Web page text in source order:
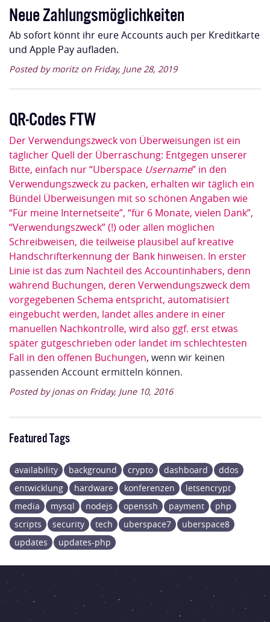
Neue Zahlungsmöglichkeiten
Ab sofort könnt ihr eure Accounts auch per Kreditkarte
und Apple Pay aufladen.
Posted by moritz on Friday, June 28, 2019
QR-Codes FTW
Der Verwendungszweck von Überweisungen ist ein
täglicher Quell der Überraschung: Entgegen unserer
Bitte, einfach nur “Uberspace Username” in den
Verwendungszweck zu packen, erhalten wir täglich ein
Bündel Überweisungen mit so schönen Angaben wie
“Für meine Internetseite”, “für 6 Monate, vielen Dank”,
“Verwendungszweck” (!) oder allen möglichen
Schreibweisen, die teilweise plausibel auf kreative
Handschrifterkennung der Bank hinweisen. In erster
Linie ist das zum Nachteil des Accountinhabers, denn
während Buchungen, deren Verwendungszweck dem
vorgegebenen Schema entspricht, automatisiert
eingebucht werden, landet alles andere in einer
manuellen Nachkontrolle, wird also ggf. erst etwas
später gutgeschrieben oder landet im schlechtesten
Fall in den offenen Buchungen, wenn wir keinen
passenden Account ermitteln können.
Posted by jonas on Friday, June 10, 2016
Featured Tags
availability background crypto dashboard
ddos
entwicklung
hardware konferenzen
letsencrypt
media
mysql nodejs openssh payment
php
scripts
security tech uberspace7
uberspace8
updates
updates-php